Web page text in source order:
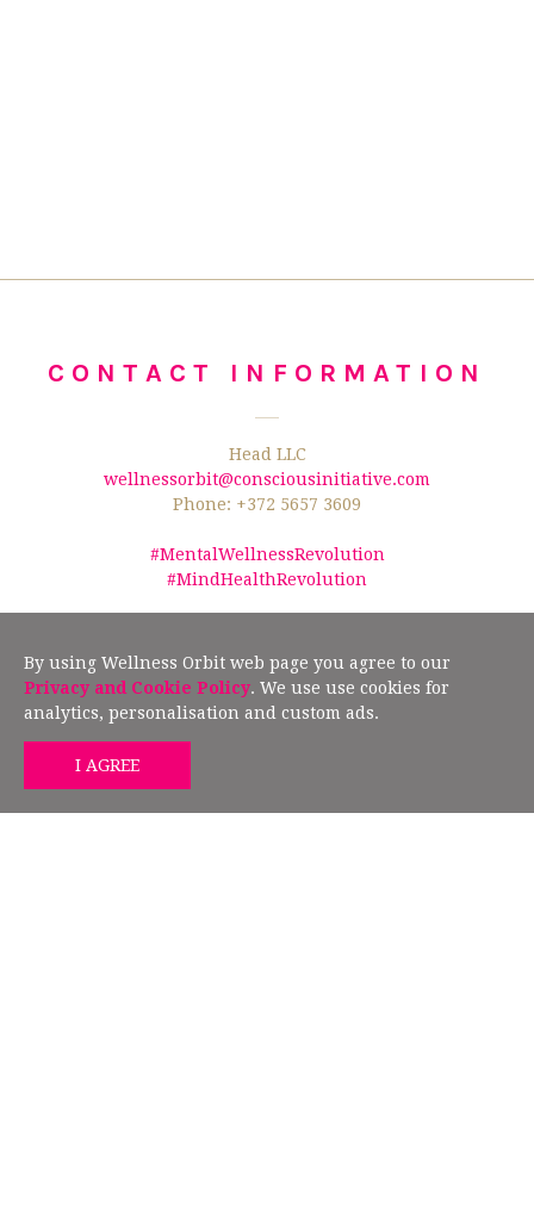
CONTACT INFORMATION
Head LLC
wellnessorbit@consciousinitiative.com
Phone: +372 5657 3609
#MentalWellnessRevolution
#MindHealthRevolution
according to §19" (2) of the Estonian Author Rights Act, and Article 4(3) of the
European Union Directive 2019/790.
GET MIND HEALTH TIPS
By using Wellness Orbit web page you agree to our
Privacy and Cookie Policy. We use use cookies for
analytics, personalisation and custom ads.